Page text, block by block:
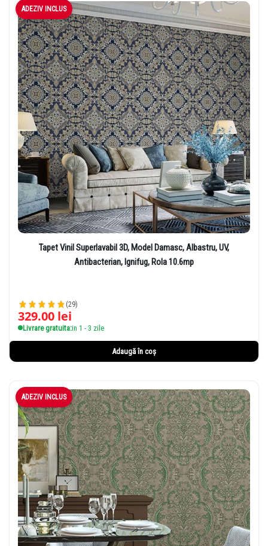
ADEZIV INCLUS
Tapet Vinil Superlavabil 3D, Model Damasc, Albastru, UV,
Antibacterian, Ignifug, Rola 10.6mp
(29)
329.00 lei
Livrare gratuita:in 1 - 3 zile
Adaugă în coș
ADEZIV INCLUS